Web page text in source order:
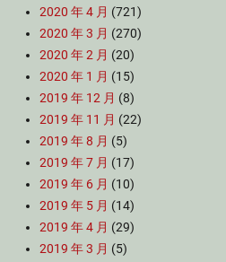
2020 年 4 月 (721)
2020 年 3 月 (270)
2020 年 2 月 (20)
2020 年 1 月 (15)
2019 年 12 月 (8)
2019 年 11 月 (22)
2019 年 8 月 (5)
2019 年 7 月 (17)
2019 年 6 月 (10)
2019 年 5 月 (14)
2019 年 4 月 (29)
2019 年 3 月 (5)